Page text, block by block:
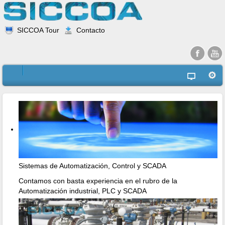
SICCOA Tour Contacto
Sistemas de Automatización, Control y SCADA
Contamos con basta experiencia en el rubro de la
Automatización industrial, PLC y SCADA